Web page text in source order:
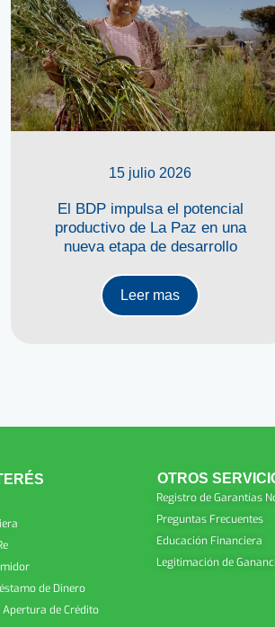
15 julio 2026
El BDP impulsa el potencial
productivo de La Paz en una
nueva etapa de desarrollo
Leer mas
de Dinero
de Crédito
OTROS
Registro de Garantías
Preguntas Frecuentes
Educación Financiera
Legitimación de